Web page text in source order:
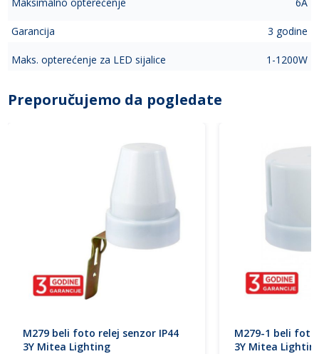
Garancija 3 godine
Maks. opterećenje za LED sijalice 1-1200W
Preporučujemo da pogledate
M279 beli foto relej senzor IP44
3Y Mitea Lighting
M279-1 beli foto
3Y Mitea